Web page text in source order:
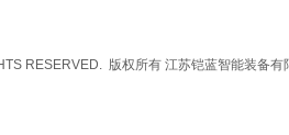
RESERVED. 版权所有 江苏铠蓝智能装备有